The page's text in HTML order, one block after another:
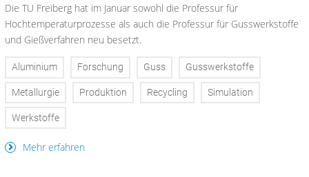
Die TU Freiberg hat im Januar sowohl die Professur für
Hochtemperaturprozesse als auch die Professur für Gusswerkstoffe
und Gießverfahren neu besetzt.
Aluminium Forschung Guss Gusswerkstoffe
Metallurgie Produktion Recycling Simulation
Werkstoffe
Mehr erfahren